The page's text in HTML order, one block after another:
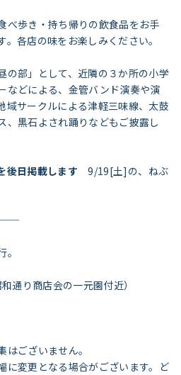
べ歩き・持ち帰りの飲食品をお手
各店の味をお楽しみください。
の部」として、近隣の３か所の小学
などによる、金管バンド演奏や演
域サークルによる津軽三味線、太鼓
、黒石よされ踊りなどもご披露し
後日掲載します9/19[土]の、ねぶ
──
通り商店会の一元園付近）
はございません。
に変更となる場合がございます。ど